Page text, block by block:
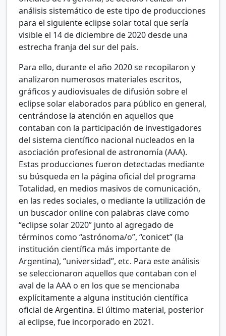
análisis sistemático de este tipo de producciones
para el siguiente eclipse solar total que sería
visible el 14 de diciembre de 2020 desde una
estrecha franja del sur del país.
Para ello, durante el año 2020 se recopilaron y
analizaron numerosos materiales escritos,
gráficos y audiovisuales de difusión sobre el
eclipse solar elaborados para público en general,
centrándose la atención en aquellos que
contaban con la participación de investigadores
del sistema científico nacional nucleados en la
asociación profesional de astronomía (AAA).
Estas producciones fueron detectadas mediante
su búsqueda en la página oficial del programa
Totalidad, en medios masivos de comunicación,
en las redes sociales, o mediante la utilización de
un buscador online con palabras clave como
“eclipse solar 2020” junto al agregado de
términos como “astrónoma/o”, “conicet” (la
institución científica más importante de
Argentina), “universidad”, etc. Para este análisis
se seleccionaron aquellos que contaban con el
aval de la AAA o en los que se mencionaba
explícitamente a alguna institución científica
oficial de Argentina. El último material, posterior
al eclipse, fue incorporado en 2021.